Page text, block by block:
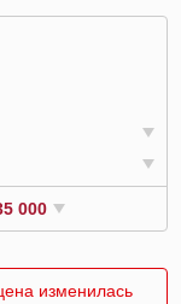
000
изменилась